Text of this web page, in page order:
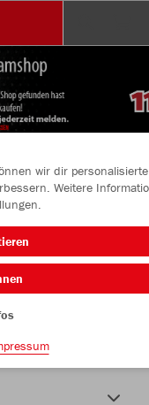
TV
wir dir personalisierte
Weitere